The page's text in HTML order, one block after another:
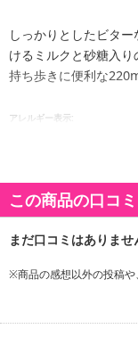
しっかりとしたビタ
けるミルクと砂糖入り
持ち歩きに便利な
アレルギー表示:
ださい。
この商品の口コミ
※商品の感想以外の投稿